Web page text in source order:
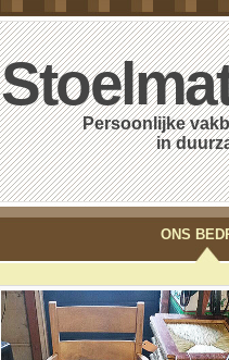
Persoonlijke
in duurzaam
ONS